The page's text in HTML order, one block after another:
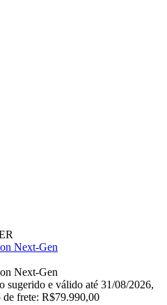
Next-Gen
Next-Gen
sugerido e válido até 31/08/2026,
de frete: R$79.990,00